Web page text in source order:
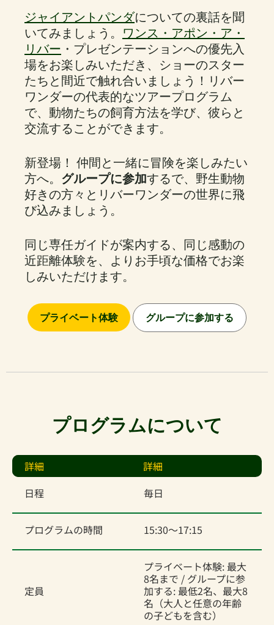
ジャイアントパンダについての裏話を聞
いてみましょう。 ワンス・アポン・ア・
リバー ・プレゼンテーションへの優先入
場をお楽しみいただき、ショーのスター
たちと間近で触れ合いましょう！リバー
ワンダーの代表的なツアープログラム
で、動物たちの飼育方法を学び、彼らと
交流することができます。
新登場！ 仲間と一緒に冒険を楽しみたい
方へ。 グループに参加するで、野生動物
好きの方々とリバーワンダーの世界に飛
び込みましょう。
同じ専任ガイドが案内する、同じ感動の
近距離体験を、よりお手頃な価格でお楽
しみいただけます。
プライベート体験 グループに参加する
プログラムについて
詳細
詳細
日程
毎日
プログラムの時間 15:30～17:15
定員
プライベート体験: 最大
8名まで / グループに参
加する: 最低2名、最大8
名（大人と任意の年齢
の子どもを含む）